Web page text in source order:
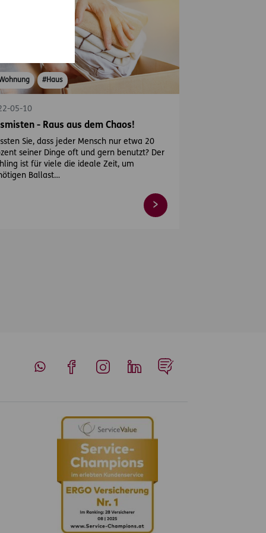
#Haus
05-10
- Raus aus dem Chaos!
Sie, dass jeder Mensch nur etwa 20
seiner Dinge oft und gern benutzt? Der
ist für viele die ideale Zeit, um
Ballast…